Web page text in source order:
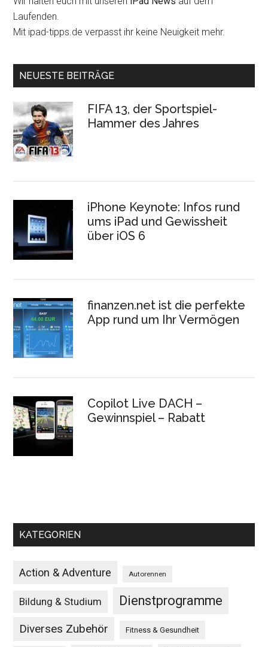
Laufenden.
Mit ipad-tipps.de verpasst ihr keine Neuigkeit mehr.
NEUESTE BEITRÄGE
FIFA 13, der Sportspiel-
Hammer des Jahres
iPhone Keynote: Infos rund
ums iPad und Gewissheit
über iOS 6
finanzen.net ist die perfekte
App rund um Ihr Vermögen
Copilot Live DACH –
Gewinnspiel – Rabatt
KATEGORIEN
Action & Adventure Autorennen
Bildung & Studium Dienstprogramme
Diverses Zubehör Fitness & Gesundheit